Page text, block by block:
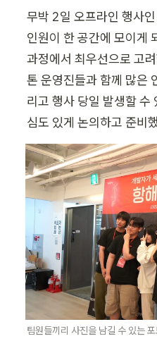
무박 2일 오프라인 행사
인원이 한 공간에 모이게
과정에서 최우선으로 고
톤 운영진들과 함께 많은
리고 행사 당일 발생할 수
심도 있게 논의하고 준비
팀원들끼리 사진을 남길 수 있는